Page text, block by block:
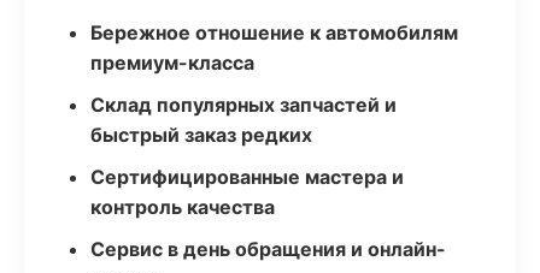
Бережное отношение к автомобилям
премиум-класса
Склад популярных запчастей и
быстрый заказ редких
Сертифицированные мастера и
контроль качества
Сервис в день обращения и онлайн-